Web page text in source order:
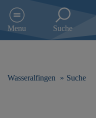
e
Menu Suche
Wasseralfingen Suche